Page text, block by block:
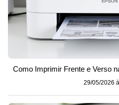
Como Imprimir Frente e Verso
29/05/2026